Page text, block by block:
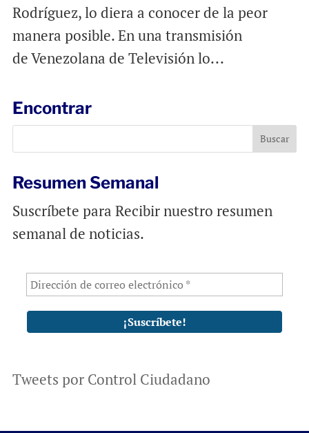
Rodríguez, lo diera a conocer de la peor
manera posible. En una transmisión
de Venezolana de Televisión lo...
Encontrar
Resumen Semanal
Suscríbete para Recibir nuestro resumen
semanal de noticias.
Tweets por Control Ciudadano